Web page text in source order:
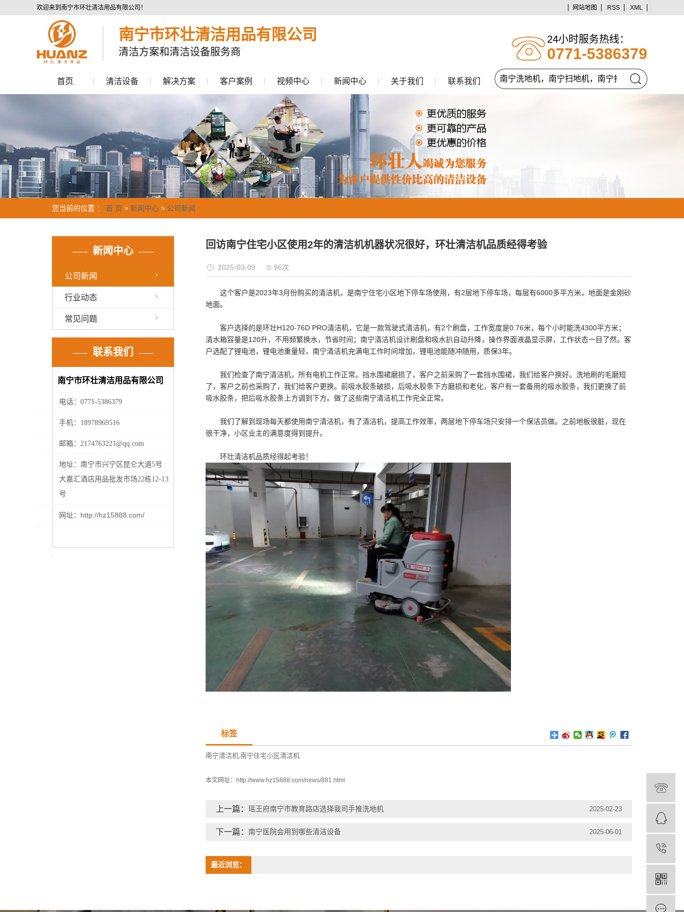
欢迎来到南宁市环壮清洁用品有限公司！ 网站地图 RSS XML
南宁市环壮清洁用品有限公司
清洁方案和清洁设备服务商
24小时服务热线：
0771-5386379
首页 清洁设备
高压清洗机
垃圾清运车
其他清洁设备
配件
解决方案
市政环卫领域
客户案例 视频中心 新闻中心
公司新闻
常见问题
关于我们 联系我们
您当前的位置 ： 首 页 > 新闻中心 > 公司新闻
新闻中心
公司新闻
行业动态
常见问题
联系我们
南宁市环壮清洁用品有限公司
电话： 0771-5386379
手机： 18978969516
邮箱： 2174763221@qq.com
地址：南宁市兴宁区昆仑大道5号
大嘉汇酒店用品批发市场22栋12-13
号
网址： http://hz15888.com/
回访南宁住宅小区使用2年的清洁机机器状况很好，环壮清洁机品质经得考验
2025-03-09 96次
这个客户是2023年3月份购买的清洁机，是南宁住宅小区地下停车场使用，有2层地下停车场，每层有6000多平方米，地面是金刚砂
地面。
客户选择的是环壮H120-76D PRO清洁机，它是一款驾驶式清洁机，有2个刷盘，工作宽度是0.76米，每个小时能洗4300平方米；
清水箱容量是120升，不用频繁换水，节省时间；南宁清洁机设计刷盘和吸水扒自动升降，操作界面液晶显示屏，工作状态一目了然。客
户选配了锂电池，锂电池重量轻，南宁清洁机充满电工作时间增加，锂电池能随冲随用，质保3年。
我们检查了南宁清洁机，所有电机工作正常。挡水围裙磨损了，客户之前采购了一套挡水围裙，我们给客户换好。洗地刷的毛磨短
了，客户之前也采购了，我们给客户更换。前吸水胶条破损，后吸水胶条下方磨损和老化，客户有一套备用的吸水胶条，我们更换了前
吸水胶条，把后吸水胶条上方调到下方。做了这些南宁清洁机工作完全正常。
我们了解到现场每天都使用南宁清洁机，有了清洁机，提高工作效率，两层地下停车场只安排一个保洁员做。之前地板很脏，现在
很干净，小区业主的满意度得到提升。
环壮清洁机品质经得起考验！
标签
南宁清洁机,南宁住宅小区清洁机
本文网址： http://www.hz15888.com/news/881.html
上一篇： 瑶王府南宁市教育路店选择我司手推洗地机 2025-02-23
下一篇： 南宁医院会用到哪些清洁设备 2025-06-01
最近浏览：